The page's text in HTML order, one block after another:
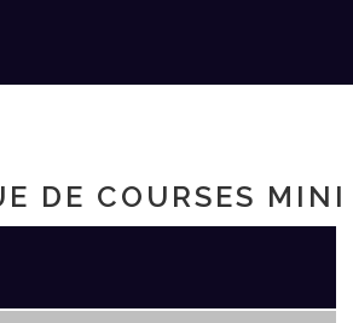
DE COURSES MINI